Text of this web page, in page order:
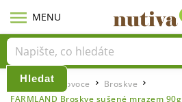
Hledat
Domů / Lyo ovoce Broskve /
FARMLAND Broskve sušené mrazem 90g